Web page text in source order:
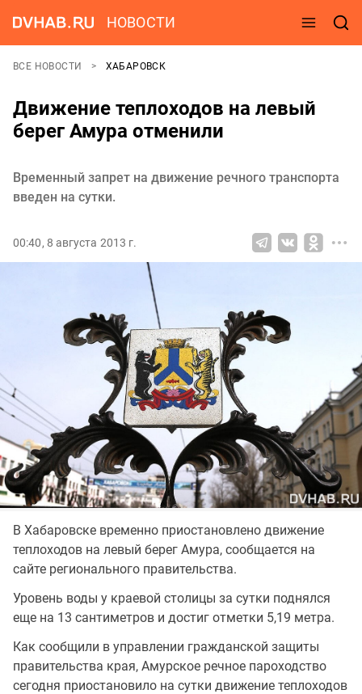
НОВОСТИ
ВСЕ НОВОСТИ ХАБАРОВСК
Движение теплоходов на левый
берег Амура отменили
Временный запрет на движение речного транспорта
введен на сутки.
00:40, 8 августа 2013 г.
В Хабаровске временно приостановлено движение
теплоходов на левый берег Амура, сообщается на
сайте регионального правительства.
Уровень воды у краевой столицы за сутки поднялся
еще на 13 сантиметров и достиг отметки 5,19 метра.
Как сообщили в управлении гражданской защиты
правительства края, Амурское речное пароходство
сегодня приостановило на сутки движение теплоходов